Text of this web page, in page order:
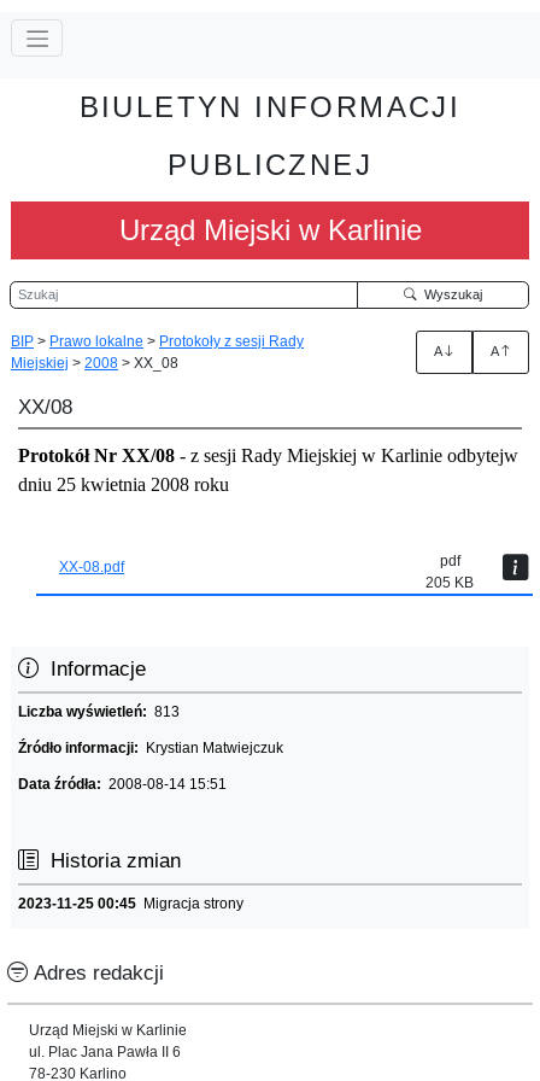
BIULETYN INFORMACJI
PUBLICZNEJ
Urząd Miejski w Karlinie
Szukaj Wyszukaj
BIP > Prawo lokalne > Protokoły z sesji Rady
Miejskiej > 2008 > XX_08
A A
XX/08
Protokół Nr XX/08 - z sesji Rady Miejskiej w Karlinie odbytejw
dniu 25 kwietnia 2008 roku
XX-08.pdf
pdf
205 KB
Informacje
Liczba wyświetleń: 813
Źródło informacji: Krystian Matwiejczuk
Data źródła: 2008-08-14 15:51
Historia zmian
2023-11-25 00:45 Migracja strony
Adres redakcji
Urząd Miejski w Karlinie
ul. Plac Jana Pawła II 6
78-230 Karlino